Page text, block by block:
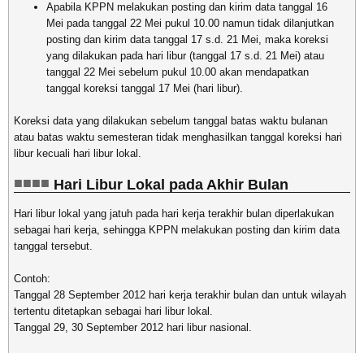
Apabila KPPN melakukan posting dan kirim data tanggal 16
Mei pada tanggal 22 Mei pukul 10.00 namun tidak dilanjutkan
posting dan kirim data tanggal 17 s.d. 21 Mei, maka koreksi
yang dilakukan pada hari libur (tanggal 17 s.d. 21 Mei) atau
tanggal 22 Mei sebelum pukul 10.00 akan mendapatkan
tanggal koreksi tanggal 17 Mei (hari libur).
Koreksi data yang dilakukan sebelum tanggal batas waktu bulanan
atau batas waktu semesteran tidak menghasilkan tanggal koreksi hari
libur kecuali hari libur lokal.
Hari Libur Lokal pada Akhir Bulan
Hari libur lokal yang jatuh pada hari kerja terakhir bulan diperlakukan
sebagai hari kerja, sehingga KPPN melakukan posting dan kirim data
tanggal tersebut.
Contoh:
Tanggal 28 September 2012 hari kerja terakhir bulan dan untuk wilayah
tertentu ditetapkan sebagai hari libur lokal.
Tanggal 29, 30 September 2012 hari libur nasional.